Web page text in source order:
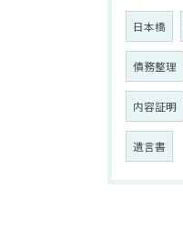
日本橋
債務整理
内容証明
遺言書